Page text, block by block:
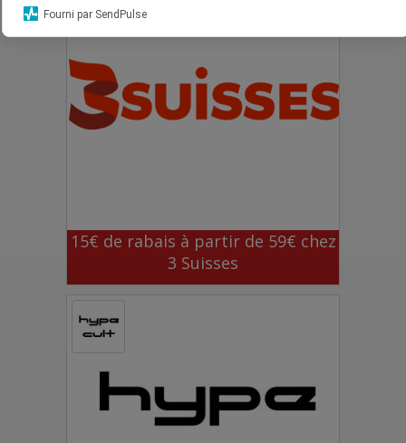
15€ de rabais à partir de 59€ chez
3 Suisses
Fourni par SendPulse